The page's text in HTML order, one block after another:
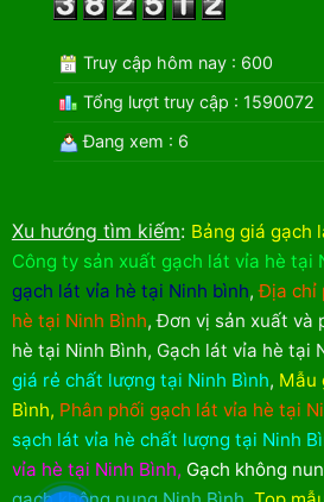
Truy cập hôm nay : 600
Tổng lượt truy cập : 1590072
Đang xem : 6
Xu hướng tìm kiếm: Bảng giá gạch
Công ty sản xuất gạch lát vỉa hè tại
gạch lát vỉa hè tại Ninh bình,Địa chỉ
hè tại Ninh Bình,Đơn vị sản xuất và
hè tại Ninh Bình, Gạch lát vỉa hè tại
giá rẻ chất lượng tại Ninh Bình, Mẫu
Bình, Phân phối gạch lát vỉa hè tại
sạch lát vỉa hè chất lượng tại Ninh
vỉa hè tại Ninh Bình, Gạch không